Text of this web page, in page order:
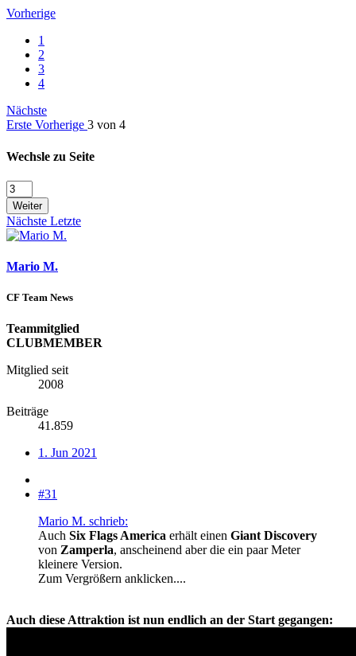
Vorherige
1
2
3
4
Nächste
Erste Vorherige 3 von 4
Wechsle zu Seite
Weiter
Nächste Letzte
Mario M.
CF Team News
Teammitglied
CLUBMEMBER
Mitglied seit
2008
Beiträge
41.859
1. Jun 2021
#31
Mario M. schrieb:
Auch Six Flags America erhält einen Giant Discovery
von Zamperla, anscheinend aber die ein paar Meter
kleinere Version.
Zum Vergrößern anklicken....
Auch diese Attraktion ist nun endlich an der Start gegangen: